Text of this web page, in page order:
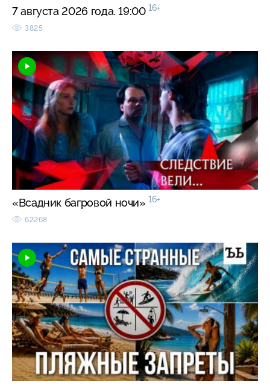
7 августа 2026 года. 19:00 16+
3825
«Всадник багровой ночи» 16+
62268